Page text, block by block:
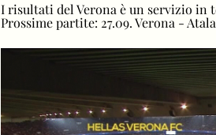
I risultati del Verona è un servizio in
Prossime partite: 27.09. Verona -